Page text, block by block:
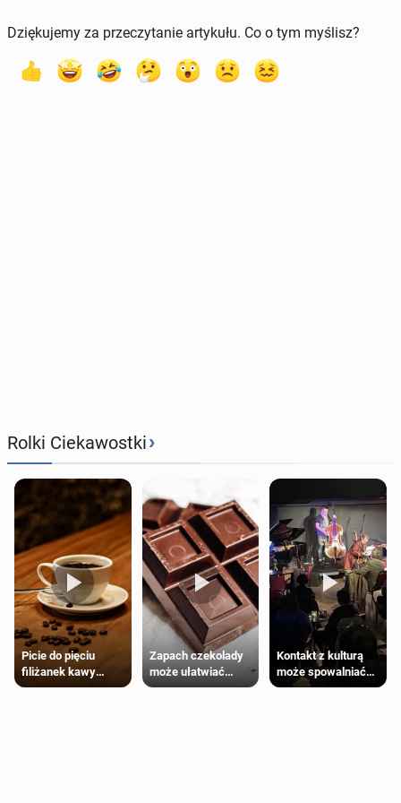
Dziękujemy za przeczytanie artykułu. Co o tym myślisz?
Rolki Ciekawostki›
Picie do pięciu
filiżanek kawy
dziennie jest
Zapach czekolady
może ułatwiać
trening siłowy
Kontakt z kulturą
może spowalniać
starzenie